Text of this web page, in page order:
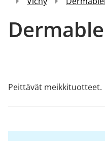
Peittävät meikkituotteet.